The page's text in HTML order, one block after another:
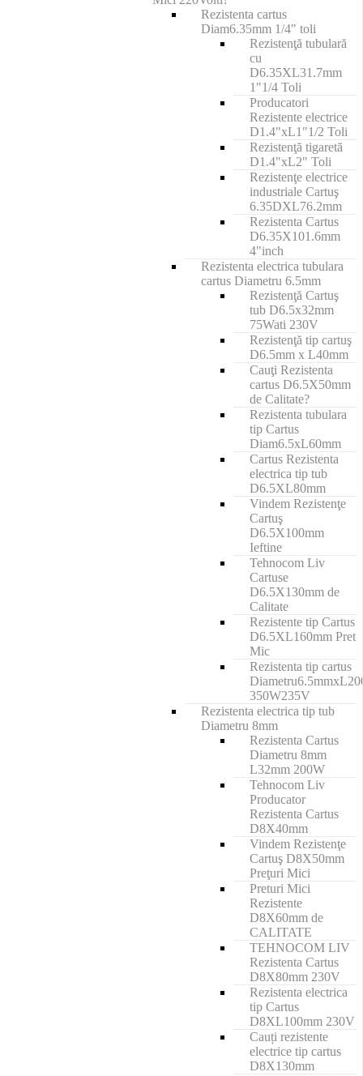
Rezistenta cartus
Diam6.35mm 1/4" toli
Rezistenţă tubulară
cu
D6.35XL31.7mm
1"1/4 Toli
Producatori
Rezistente electrice
D1.4"xL1"1/2 Toli
Rezistenţă tigaretă
D1.4"xL2" Toli
Rezistenţe electrice
industriale Cartuş
6.35DXL76.2mm
Rezistenta Cartus
D6.35X101.6mm
4"inch
Rezistenta electrica tubulara
cartus Diametru 6.5mm
Rezistenţă Cartuş
tub D6.5x32mm
75Wati 230V
Rezistenţă tip cartuş
D6.5mm x L40mm
Cauţi Rezistenta
cartus D6.5X50mm
de Calitate?
Rezistenta tubulara
tip Cartus
Diam6.5xL60mm
Cartus Rezistenta
electrica tip tub
D6.5XL80mm
Vindem Rezistenţe
Cartuş
D6.5X100mm
Ieftine
Tehnocom Liv
Cartuse
D6.5X130mm de
Calitate
Rezistente tip Cartus
D6.5XL160mm Pret
Mic
Rezistenta tip cartus
350W235V
Rezistenta electrica tip tub
Diametru 8mm
Rezistenta Cartus
Diametru 8mm
L32mm 200W
Tehnocom Liv
Producator
Rezistenta Cartus
D8X40mm
Vindem Rezistenţe
Cartuş D8X50mm
Preţuri Mici
Preturi Mici
Rezistente
D8X60mm de
CALITATE
TEHNOCOM LIV
Rezistenta Cartus
D8X80mm 230V
Rezistenta electrica
tip Cartus
D8XL100mm 230V
Cauți rezistente
electrice tip cartus
D8X130mm